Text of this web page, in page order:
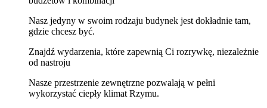
Nasz jedyny w swoim rodzaju budynek jest dokładnie tam,
gdzie chcesz być.
Znajdź wydarzenia, które zapewnią Ci rozrywkę, niezależnie
od nastroju
Nasze przestrzenie zewnętrzne pozwalają w pełni
wykorzystać ciepły klimat Rzymu.